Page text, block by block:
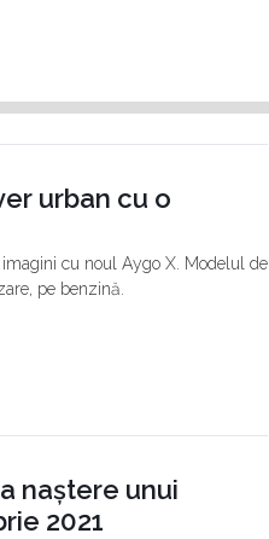
urban cu o
cu noul Aygo X. Modelul de
pe benzină.
naștere unui
2021